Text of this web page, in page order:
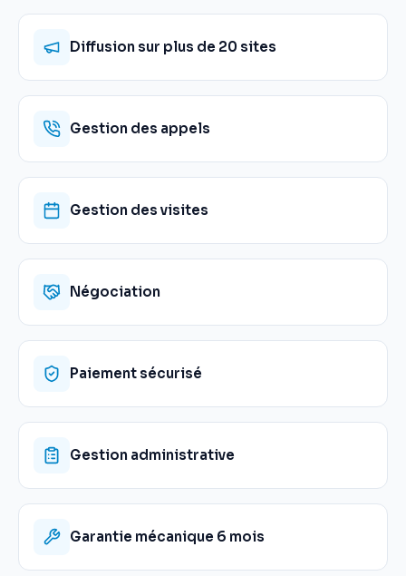
Diffusion sur plus de 20 sites
Gestion des appels
Gestion des visites
Négociation
Paiement sécurisé
Gestion administrative
Garantie mécanique 6 mois